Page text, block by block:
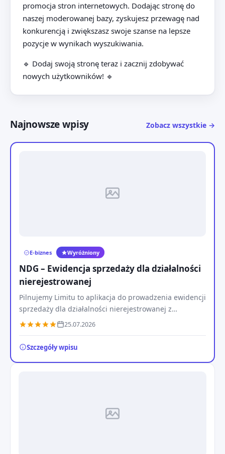
promocja stron internetowych. Dodając stronę do
naszej moderowanej bazy, zyskujesz przewagę nad
konkurencją i zwiększasz swoje szanse na lepsze
pozycje w wynikach wyszukiwania.
🔹 Dodaj swoją stronę teraz i zacznij zdobywać
nowych użytkowników! 🔹
Najnowsze wpisy Zobacz wszystkie →
E-biznes Wyróżniony
NDG – Ewidencja sprzedaży dla działalności
nierejestrowanej
Pilnujemy Limitu to aplikacja do prowadzenia ewidencji
sprzedaży dla działalności nierejestrowanej z
automatyczną kontrolą limitu przychodów.
25.07.2026
Szczegóły wpisu